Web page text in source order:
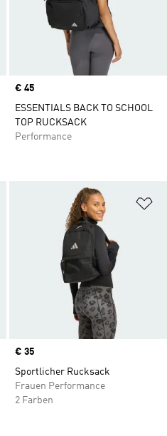
Price
€ 45
ESSENTIALS BACK TO SCHOOL
TOP RUCKSACK
Performance
Zur Wunschliste hinzufügen
Price
€ 35
Sportlicher Rucksack
Frauen Performance
2 Farben